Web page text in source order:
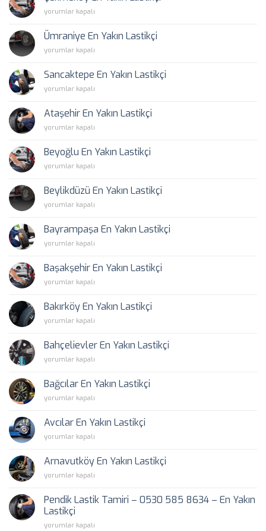
Lastikçi
için
Çekmeköy
Yakın
Lastikçi
için
yorumlar kapalı
Ümraniye En Yakın Lastikçi
Ümraniye
Yakın
Lastikçi
için
yorumlar kapalı
Sancaktepe En Yakın Lastikçi
Sancaktepe
Yakın
Lastikçi
için
yorumlar kapalı
Ataşehir En Yakın Lastikçi
Ataşehir
Yakın
Lastikçi
için
yorumlar kapalı
Beyoğlu En Yakın Lastikçi
Beyoğlu
Yakın
Lastikçi
için
yorumlar kapalı
Beylikdüzü En Yakın Lastikçi
Beylikdüzü
Yakın
Lastikçi
için
yorumlar kapalı
Bayrampaşa En Yakın Lastikçi
Bayrampaşa
Yakın
Lastikçi
için
yorumlar kapalı
Başakşehir En Yakın Lastikçi
Başakşehir
Yakın
Lastikçi
için
yorumlar kapalı
Bakırköy En Yakın Lastikçi
Bakırköy
Yakın
Lastikçi
için
yorumlar kapalı
Bahçelievler En Yakın Lastikçi
Bahçelievler
Yakın
Lastikçi
için
yorumlar kapalı
Bağcılar En Yakın Lastikçi
Bağcılar
Yakın
Lastikçi
için
yorumlar kapalı
Avcılar En Yakın Lastikçi
Avcılar
Yakın
Lastikçi
için
yorumlar kapalı
Arnavutköy En Yakın Lastikçi
Arnavutköy
Yakın
Lastikçi
için
yorumlar kapalı
Pendik Lastik Tamiri – 0530 585 8634 – En Yakın
Lastikçi
Pendik
yorumlar kapalı